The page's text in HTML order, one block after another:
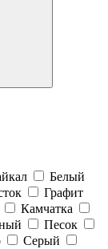
Белый
Графит
Камчатка
Песок
Серый